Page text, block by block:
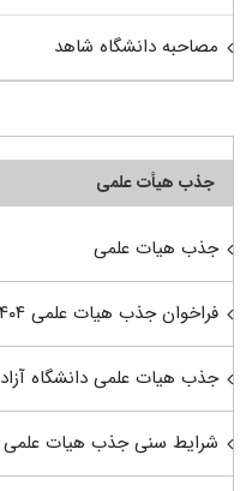
مصاحبه دانشگاه شاهد
جذب هیأت علمی
جذب هیات علمی
فراخوان جذب هیات علمی ۱۴۰۴
جذب هیات علمی دانشگاه آزاد
شرایط سنی جذب هیات علمی